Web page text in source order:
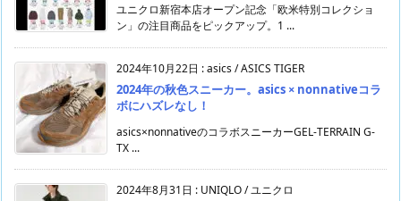
ユニクロ新宿本店オープン記念「欧米特別コレクショ
ン」の注目商品をピックアップ。1 ...
2024年10月22日 :asics / ASICS TIGER
2024年の秋色スニーカー。asics × nonnativeコラ
ボにハズレなし！
asics×nonnativeのコラボスニーカーGEL-TERRAIN G-
TX ...
2024年8月31日 : UNIQLO / ユニクロ